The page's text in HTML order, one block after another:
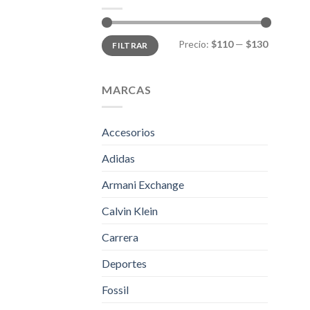
Precio
mínimo
Precio
máximo
FILTRAR Precio: $110— $130
MARCAS
Accesorios
Adidas
Armani Exchange
Calvin Klein
Carrera
Deportes
Fossil